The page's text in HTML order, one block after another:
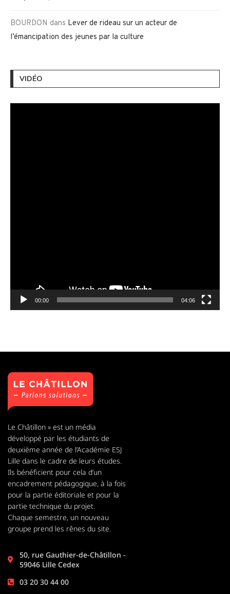
BOURDON dans Lever de rideau sur un acteur de
l’émancipation des jeunes par la culture
VIDÉO
00:00 04:06
Le Châtillon » est un média
développé par les étudiants de
deuxième année de l’Académie ESJ
Lille dans le cadre de leurs études.
Ils bénéficient pour cela d’un
encadrement pédagogique, à la fois
pour la partie éditoriale et pour la
partie technique du projet.
Chaque semestre, un nouveau
groupe prend les rênes du site.
50, rue Gauthier-de-Châtillon -
59046 Lille Cedex
03 20 30 44 00